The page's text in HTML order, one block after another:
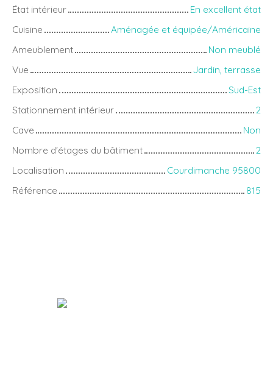
État intérieur
En excellent état
Cuisine
Aménagée et équipée/Américaine
Ameublement
Non meublé
Vue
Jardin, terrasse
Exposition
Sud-Est
Stationnement intérieur
2
Cave
Non
Nombre d'étages du bâtiment
2
Localisation
Courdimanche 95800
Référence
815